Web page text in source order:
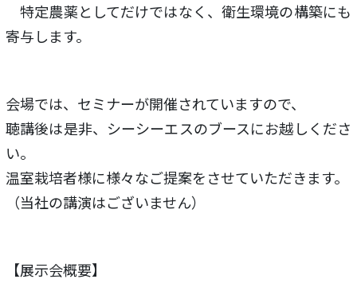
特定農薬としてだけではなく、衛生環境の構築にも
寄与します。
会場では、セミナーが開催されていますので、
聴講後は是非、シーシーエスのブースにお越しくださ
い。
温室栽培者様に様々なご提案をさせていただきます。
（当社の講演はございません）
【展示会概要】